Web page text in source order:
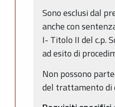
Sono esclusi dal
anche con
I- Titolo II del c.p.
ad esito di
Non possono
del trattamento di